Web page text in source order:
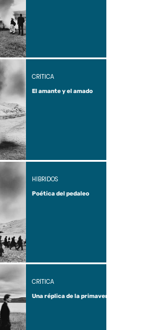
El amante y el amado
CRÍTICA
Poética del pedaleo
HÍBRIDOS
Una réplica de la primavera
CRÍTICA